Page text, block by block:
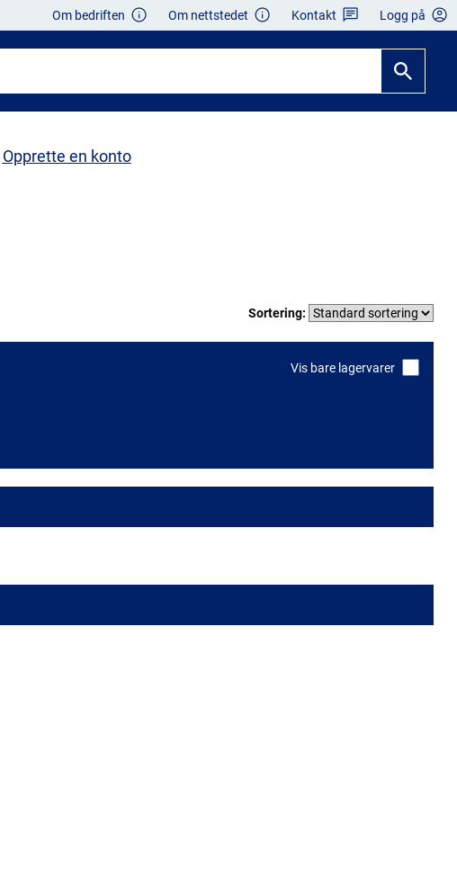
Om bedriften Om nettstedet Kontakt Logg på
Opprette en konto
Sortering:
Vis bare lagervarer